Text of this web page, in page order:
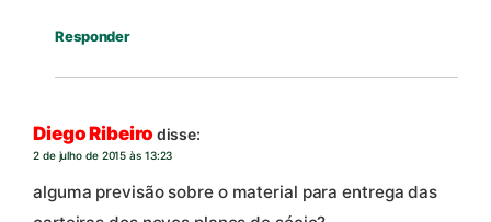
Responder
Diego Ribeiro disse:
2 de julho de 2015 às 13:23
alguma previsão sobre o material para entrega das